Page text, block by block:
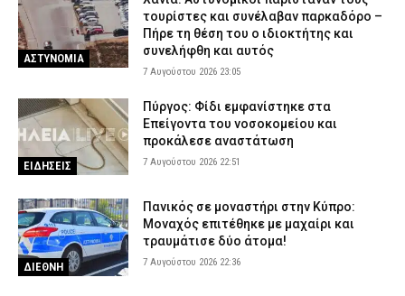
ΑΣΤΥΝΟΜΙΑ
τουρίστες και συνέλαβαν παρκαδόρο –
Πήρε τη θέση του ο ιδιοκτήτης και
συνελήφθη και αυτός
7 Αυγούστου 2026 23:05
ΕΙΔΗΣΕΙΣ
Πύργος: Φίδι εμφανίστηκε στα
Επείγοντα του νοσοκομείου και
προκάλεσε αναστάτωση
7 Αυγούστου 2026 22:51
ΔΙΕΘΝΗ
Πανικός σε μοναστήρι στην Κύπρο:
Μοναχός επιτέθηκε με μαχαίρι και
τραυμάτισε δύο άτομα!
7 Αυγούστου 2026 22:36